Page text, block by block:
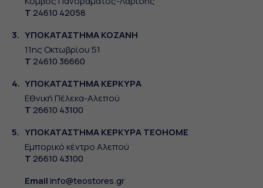
Τ24610 42058
3. ΥΠΟΚΑΤΑΣΤΗΜΑ ΚΟΖΑΝΗ
11ης Οκτωβρίου 51
Τ24610 36660
4. ΥΠΟΚΑΤΑΣΤΗΜΑ ΚΕΡΚΥΡΑ
Εθνική Πέλεκα-Αλεπού
Τ26610 43100
5. ΥΠΟΚΑΤΑΣΤΗΜΑ ΚΕΡΚΥΡΑ TEOHOME
Εμπορικό κέντρο Αλεπού
Τ26610 43100
Emailinfo@teostores.gr